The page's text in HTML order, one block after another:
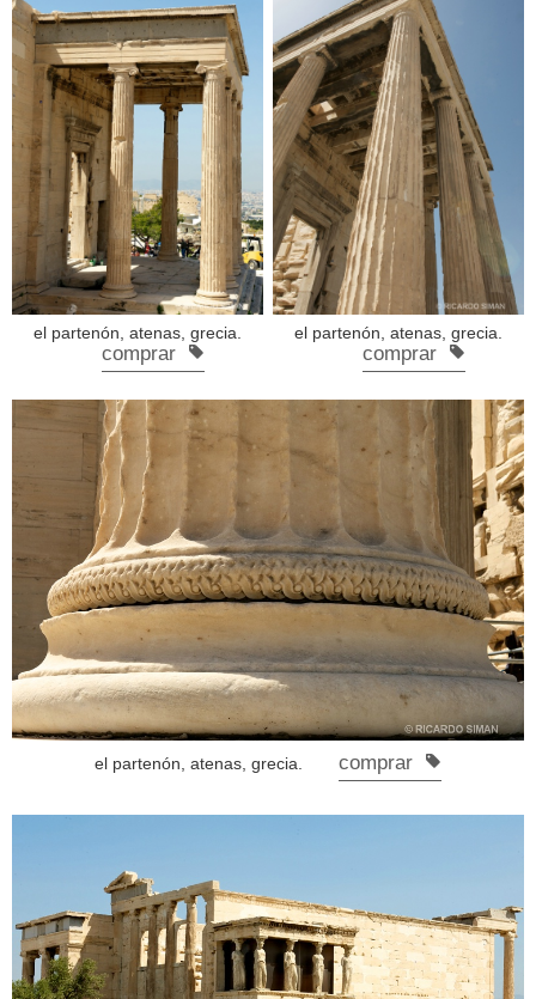
el partenón, atenas, grecia.
comprar
el partenón, atenas, grecia.
comprar
el partenón, atenas, grecia. comprar